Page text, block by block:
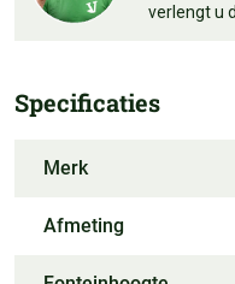
verlengt u
Specificaties
Merk
Afmeting